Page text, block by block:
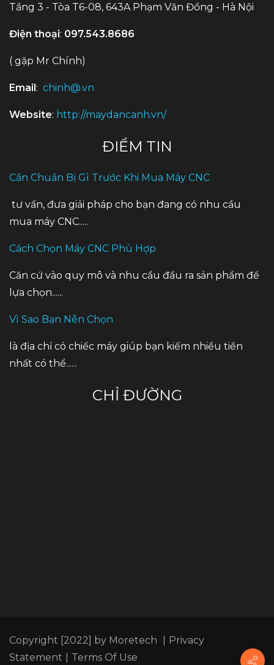
Tầng 3 - Tòa T6-08, 643A Phạm Văn Đồng - Hà Nội
Điện thoại: 097.543.8686
( gặp Mr Chính)
Email: chinh@.vn
Website: http://maydancanh.vn/
ĐIỂM TIN
Cần Chuẩn Bị Gì Trước Khi Mua Máy CNC
tư vấn, đưa giải pháp cho bạn đang có nhu cầu
mua máy CNC.....
Cách Chọn Máy CNC Phù Hợp
Căn cứ vào quy mô và nhu cầu đầu ra sản phẩm để
lựa chọn......
Vì Sao Bạn Nên Chọn
là địa chỉ có chiếc máy giúp bạn kiếm nhiều tiền
nhất có thể......
CHỈ ĐƯỜNG
Copyright [2022] by Moretech
Privacy
Statement
Terms Of Use